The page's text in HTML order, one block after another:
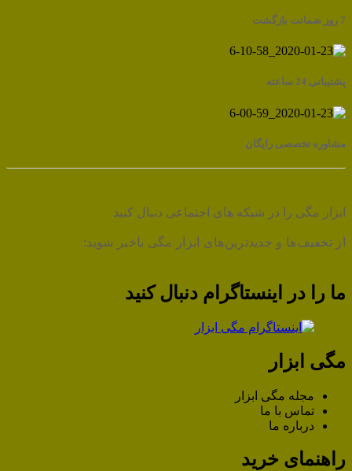
7 روز ضمانت بازگشت
پشتیبانی 24 ساعته
مشاوره تخصصی رایگان
ابزار مگی را در شبکه های اجتماعی دنبال کنید
از تخفیف‌ها و جدیدترین‌های ابزار مگی باخبر شوید:
ما را در اینستاگرام دنبال کنید
مگی ابزار
مجله مگی ابزار
تماس با ما
درباره ما
راهنمای خرید